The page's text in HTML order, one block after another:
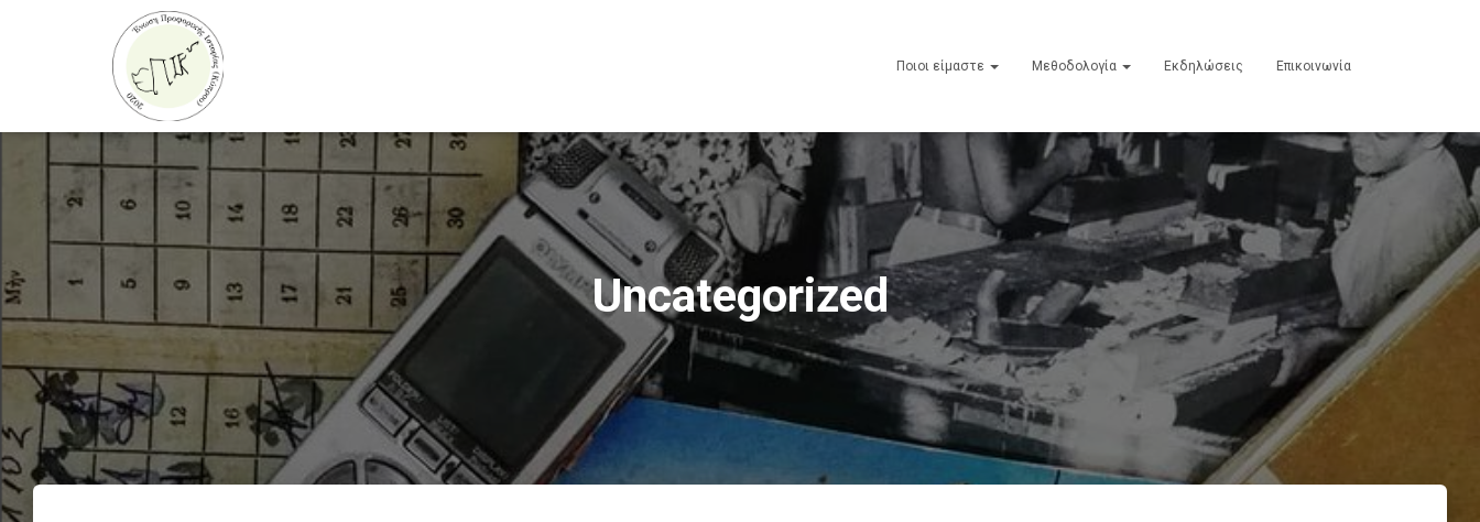
Ποιοι είμαστε Μεθοδολογία Εκδηλώσεις Επικοινωνία
Uncategorized